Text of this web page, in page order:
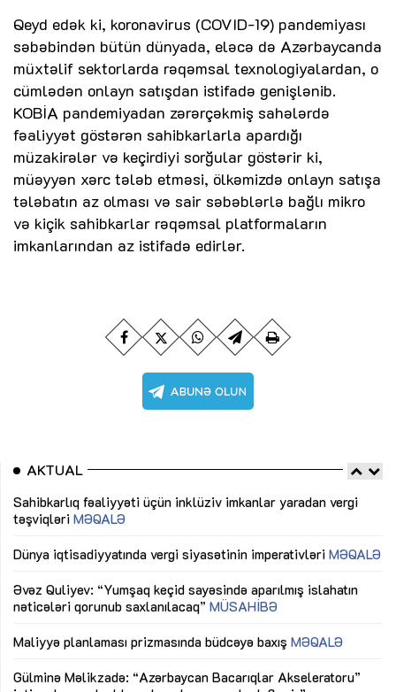
Qeyd edək ki, koronavirus (COVID-19) pandemiyası
səbəbindən bütün dünyada, eləcə də Azərbaycanda
müxtəlif sektorlarda rəqəmsal texnologiyalardan, o
cümlədən onlayn satışdan istifadə genişlənib.
KOBİA pandemiyadan zərərçəkmiş sahələrdə
fəaliyyət göstərən sahibkarlarla apardığı
müzakirələr və keçirdiyi sorğular göstərir ki,
müəyyən xərc tələb etməsi, ölkəmizdə onlayn satışa
tələbatın az olması və sair səbəblərlə bağlı mikro
və kiçik sahibkarlar rəqəmsal platformaların
imkanlarından az istifadə edirlər.
AKTUAL
Sahibkarlıq fəaliyyəti üçün inklüziv imkanlar yaradan vergi
təşviqləri MƏQALƏ
Dünya iqtisadiyyatında vergi siyasətinin imperativləri MƏQALƏ
Əvəz Quliyev: “Yumşaq keçid sayəsində aparılmış islahatın
nəticələri qorunub saxlanılacaq” MÜSAHİBƏ
Maliyyə planlaması prizmasında büdcəyə baxış MƏQALƏ
Gülminə Məlikzadə: “Azərbaycan Bacarıqlar Akseleratoru”